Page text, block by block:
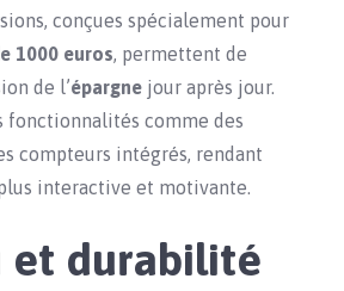
conçues spécialement pour
1000 euros, permettent de
de l’épargnejour après jour.
fonctionnalités comme des
compteurs intégrés, rendant
interactive et motivante.
et durabilité